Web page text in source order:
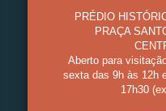
PRÉDIO
PRAÇA
Aberto para
sexta das 9h às 12h
17h30